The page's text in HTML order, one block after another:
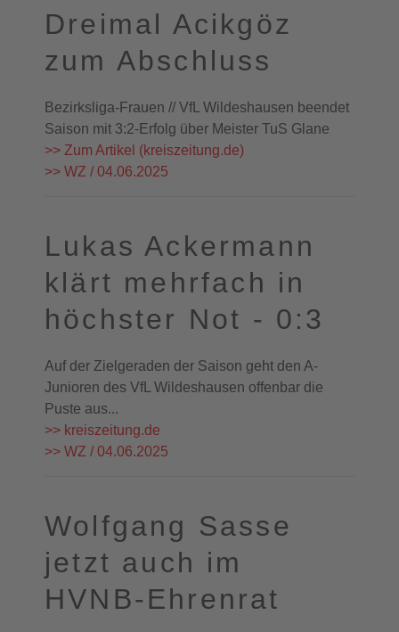
Dreimal Acikgöz
zum Abschluss
Bezirksliga-Frauen // VfL Wildeshausen beendet
Saison mit 3:2-Erfolg über Meister TuS Glane
>> Zum Artikel (kreiszeitung.de)
>> WZ / 04.06.2025
Lukas Ackermann
klärt mehrfach in
höchster Not - 0:3
Auf der Zielgeraden der Saison geht den A-
Junioren des VfL Wildeshausen offenbar die
Puste aus...
>> kreiszeitung.de
>> WZ / 04.06.2025
Wolfgang Sasse
jetzt auch im
HVNB-Ehrenrat